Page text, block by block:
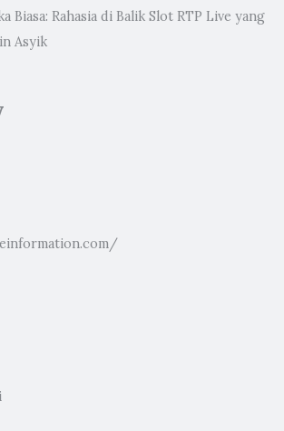
Biasa: Rahasia di Balik Slot RTP Live yang
Asyik